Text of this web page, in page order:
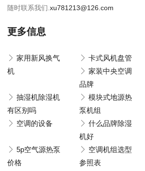
随时联系我们. xu781213@126.com
更多信息
家用新风换气
机
卡式风机盘管
家装中央空调
品牌
抽湿机除湿机
有区别吗
模块式地源热
泵机组
空调的设备
什么品牌除湿
机好
5p空气源热泵
价格
空调机组选型
参照表